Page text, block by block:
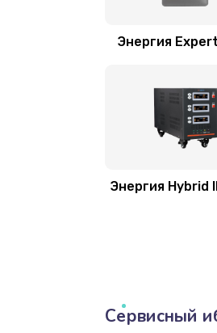
Энергия
Энергия Hybrid
Сервисный